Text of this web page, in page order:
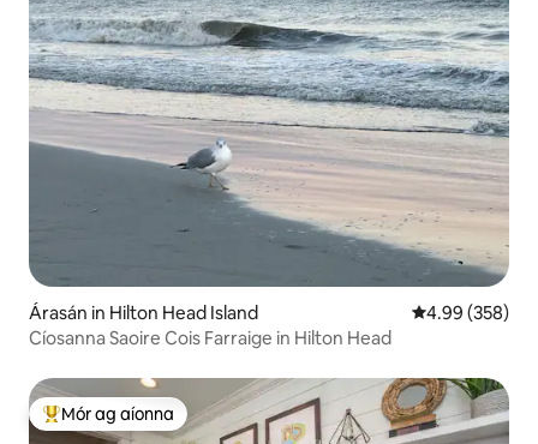
Árasán in Hilton Head Island Meánrátáil
4.99 (358)
Cíosanna Saoire Cois Farraige in Hilton Head
An-mhór ag aíonna
Mór ag aíonna